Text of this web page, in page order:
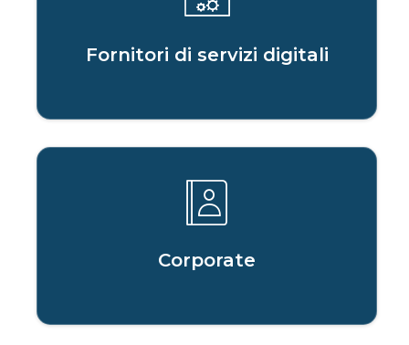
Fornitori di servizi digitali
Corporate